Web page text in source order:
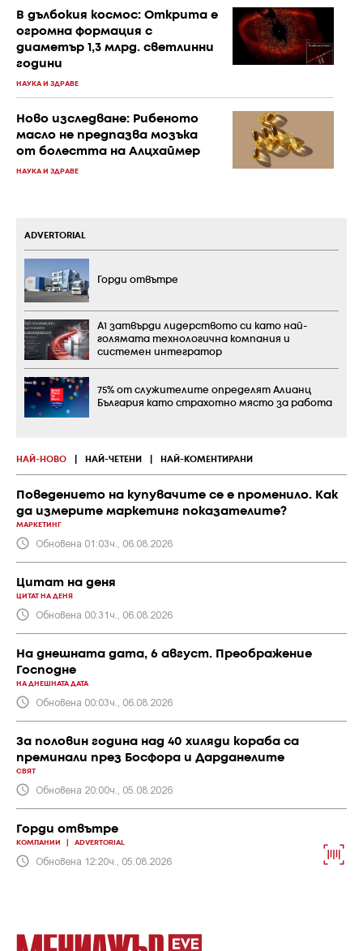
В дълбокия космос: Открита е
огромна формация с
диаметър 1,3 млрд. светлинни
години
НАУКА И ЗДРАВЕ
Ново изследване: Рибеното
масло не предпазва мозъка
от болестта на Алцхаймер
НАУКА И ЗДРАВЕ
НАЙ-НОВО НАЙ-ЧЕТЕНИ НАЙ-КОМЕНТИРАНИ
Поведението на купувачите се е променило. Как
да измерите маркетинг показателите?
МАРКЕТИНГ
Обновена 01:03ч., 06.08.2026
Цитат на деня
ЦИТАТ НА ДЕНЯ
Обновена 00:31ч., 06.08.2026
На днешната дата, 6 август. Преображение
Господне
НА ДНЕШНАТА ДАТА
Обновена 00:03ч., 06.08.2026
За половин година над 40 хиляди кораба са
преминали през Босфора и Дарданелите
СВЯТ
Обновена 20:00ч., 05.08.2026
Горди отвътре
КОМПАНИИ ADVERTORIAL
Обновена 12:20ч., 05.08.2026
ADVERTORIAL
Горди отвътре
А1 затвърди лидерството си като най-
голямата технологична компания и
системен интегратор
75% от служителите определят Алианц
България като страхотно място за работа